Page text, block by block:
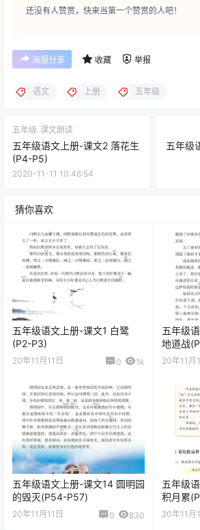
还没有人赞赏，快来当第一个赞赏的人吧！
海报分享 收藏 举报
语文 上册 五年级
五年级 课文朗读
五年级语文上册-课文2 落花生
(P4-P5)
2020-11-11 10:46:54
五年级
猜你喜欢
五年级语文上册-课文1 白鹭
(P2-P3)
20年11月11日 0 1k
五年级
地道战
20年11月
五年级语文上册-课文14 圆明园
的毁灭(P54-P57)
20年11月11日 0 830
五年级
积月累
20年11月